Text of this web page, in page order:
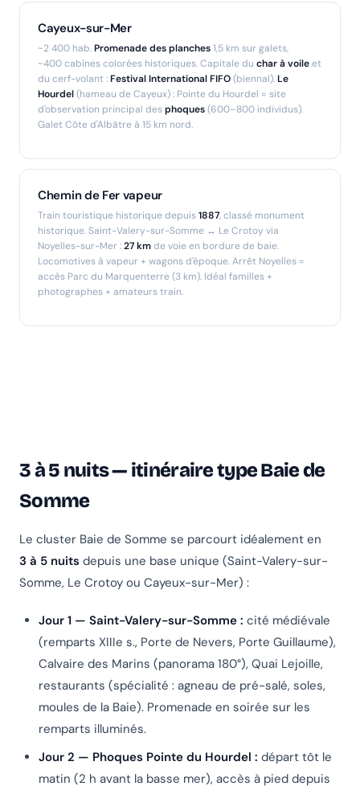
Cayeux-sur-Mer
~2 400 hab.Promenade des planches1,5 km sur galets,
~400 cabines colorées historiques. Capitale du char à voileet
du cerf-volant :Festival International FIFO(biennal).Le
Hourdel(hameau de Cayeux) : Pointe du Hourdel = site
d'observation principal desphoques(600–800 individus).
Galet Côte d'Albâtreà 15 km nord.
Chemin de Fer vapeur
Train touristique historique depuis1887, classé monument
historique. Saint-Valery-sur-Somme ↔ Le Crotoy via
Noyelles-sur-Mer :27 kmde voie en bordure de baie.
Locomotives à vapeur + wagons d'époque. Arrêt Noyelles =
accès Parc du Marquenterre (3 km). Idéal familles +
photographes + amateurs train.
3 à 5 nuits — itinéraire type Baie de
Somme
Le cluster Baie de Somme se parcourt idéalement en
3 à 5 nuits depuis une base unique (Saint-Valery-sur-
Somme, Le Crotoy ou Cayeux-sur-Mer) :
Jour 1 — Saint-Valery-sur-Somme : cité médiévale
(remparts XIIIe s., Porte de Nevers, Porte Guillaume),
Calvaire des Marins (panorama 180°), Quai Lejoille,
restaurants (spécialité : agneau de pré-salé, soles,
moules de la Baie). Promenade en soirée sur les
remparts illuminés.
Jour 2 — Phoques Pointe du Hourdel : départ tôt le
matin (2 h avant la basse mer), accès à pied depuis